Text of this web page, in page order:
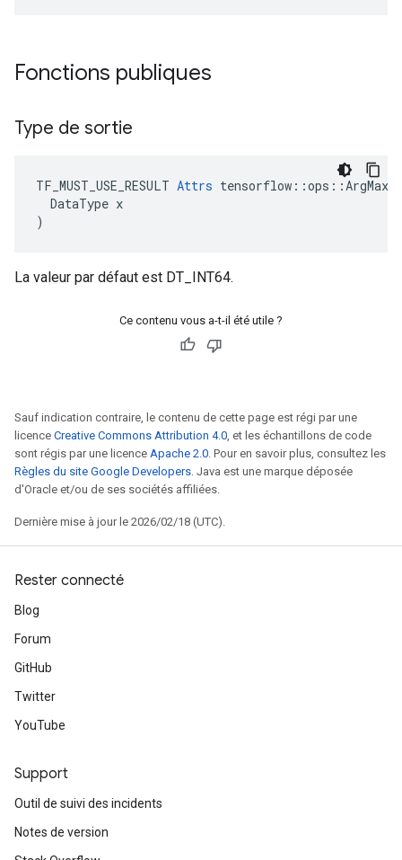
Fonctions publiques
Type de sortie
TF_MUST_USE_RESULT Attrs
  DataType x
)
La valeur par défaut est DT_INT64.
Ce contenu vous a-t-il été utile ?
Sauf indication contraire, le contenu de cette page est régi par une
licence Creative Commons Attribution 4.0, et les échantillons de code
sont régis par une licence Apache 2.0. Pour en savoir plus, consultez les
Règles du site Google Developers. Java est une marque déposée
d'Oracle et/ou de ses sociétés affiliées.
Dernière mise à jour le 2026/02/18 (UTC).
Rester connecté
Blog
Forum
GitHub
Twitter
YouTube
Support
Outil de suivi des incidents
Notes de version